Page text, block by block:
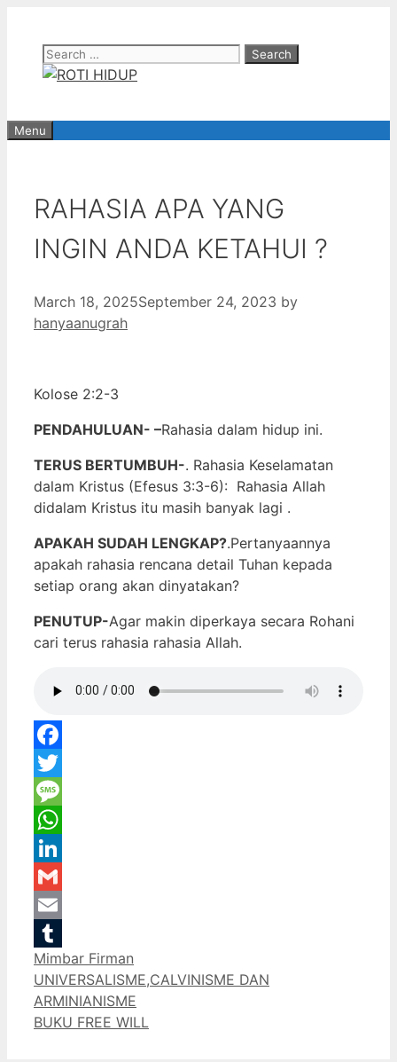
contentSearch
for:
Menu
RAHASIA APA YANG
INGIN ANDA KETAHUI ?
March 18, 2025September 24, 2023 by
hanyaanugrah
Kolose 2:2-3
PENDAHULUAN- –Rahasia dalam hidup ini.
TERUS BERTUMBUH-. Rahasia Keselamatan
dalam Kristus (Efesus 3:3-6): Rahasia Allah
didalam Kristus itu masih banyak lagi .
APAKAH SUDAH LENGKAP?.Pertanyaannya
apakah rahasia rencana detail Tuhan kepada
setiap orang akan dinyatakan?
PENUTUP-Agar makin diperkaya secara Rohani
cari terus rahasia rahasia Allah.
Facebook
Twitter
Message
WhatsApp
LinkedIn
Gmail
Email
Tumblr
Categories
Mimbar Firman
UNIVERSALISME,CALVINISME DAN
ARMINIANISME
BUKU FREE WILL